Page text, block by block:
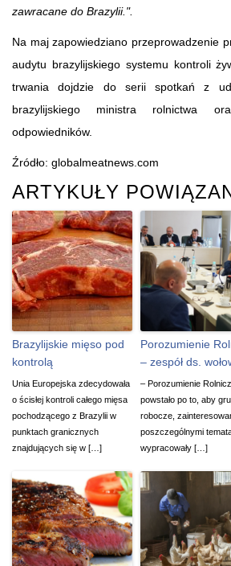
zawracane do Brazylii.".
Na maj zapowiedziano przeprowadzenie
audytu brazylijskiego systemu kontroli
trwania dojdzie do serii spotkań z
brazylijskiego ministra rolnictwa
odpowiedników.
Źródło: globalmeatnews.com
ARTYKUŁY
Brazylijskie mięso pod
kontrolą
Unia Europejska zdecydowała
o ścisłej kontroli całego mięsa
pochodzącego z Brazylii w
punktach granicznych
znajdujących się w […]
Porozumienie
– zespół ds.
– Porozumienie
powstało po to, aby
robocze,
poszczególnymi
wypracowały […]